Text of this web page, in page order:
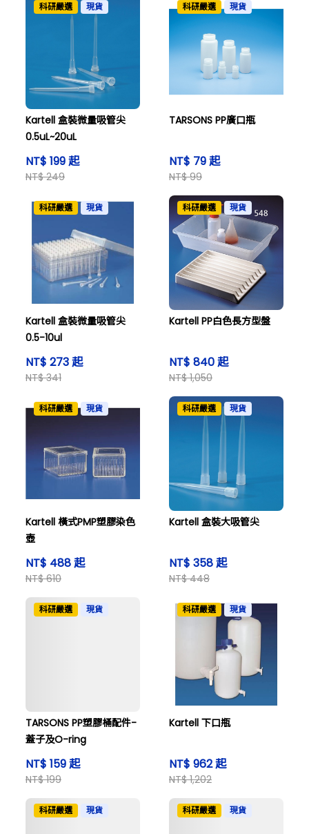
科研嚴選 現貨
Kartell 盒裝微量吸管尖
0.5uL~20uL
NT$ 199 起
NT$ 249
科研嚴選 現貨
TARSONS PP廣口瓶
NT$ 79 起
NT$ 99
科研嚴選 現貨
Kartell 盒裝微量吸管尖
0.5-10ul
NT$ 273 起
NT$ 341
科研嚴選 現貨
Kartell PP白色長方型盤
NT$ 840 起
NT$ 1,050
科研嚴選 現貨
Kartell 橫式PMP塑膠染色
壺
NT$ 488 起
NT$ 610
科研嚴選 現貨
Kartell 盒裝大吸管尖
NT$ 358 起
NT$ 448
科研嚴選 現貨
TARSONS PP塑膠桶配件-
蓋子及O-ring
NT$ 159 起
NT$ 199
科研嚴選 現貨
Kartell 下口瓶
NT$ 962 起
NT$ 1,202
科研嚴選 現貨 科研嚴選 現貨